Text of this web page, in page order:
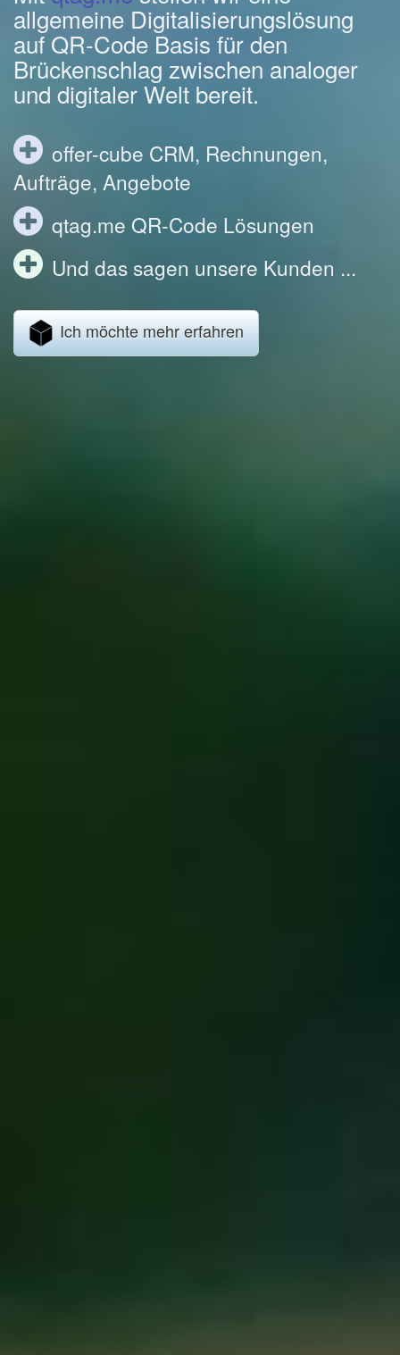
allgemeine Digitalisierungslösung
auf QR-Code Basis für den
Brückenschlag zwischen analoger
und digitaler Welt bereit.
offer-cube CRM, Rechnungen,
Aufträge, Angebote
qtag.me QR-Code Lösungen
Und das sagen unsere Kunden ...
Ich möchte mehr erfahren